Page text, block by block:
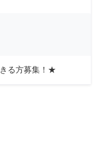
る方募集！★